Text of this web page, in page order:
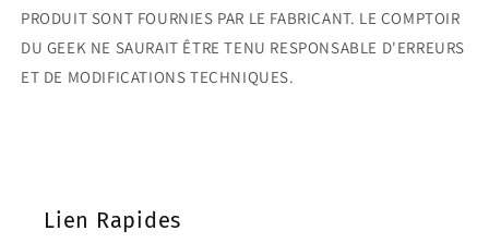
PRODUIT SONT FOURNIES PAR LE FABRICANT. LE COMPTOIR
DU GEEK NE SAURAIT ÊTRE TENU RESPONSABLE D'ERREURS
ET DE MODIFICATIONS TECHNIQUES.
Lien Rapides